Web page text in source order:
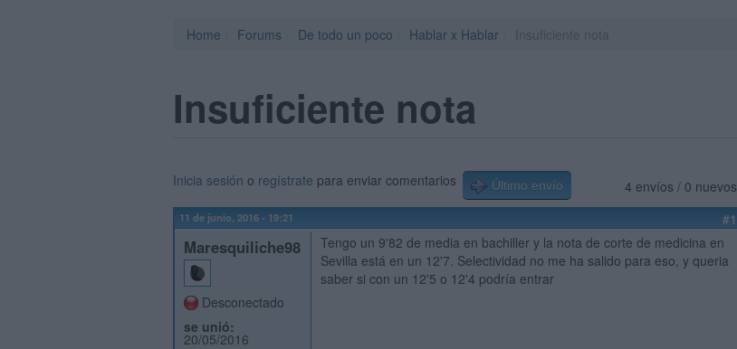
Home Forums De todo un poco Hablar x Hablar
Insuficiente nota
4 envíos / 0 nuevos
Inicia sesión o regístrate para enviar comentarios Último envío
11 de junio, 2016 - 19:21 #1
Maresquiliche98
Desconectado
se unió:
20/05/2016
Tengo un 9'82 de media en bachiller y la nota de corte de medicina en
Sevilla está en un 12'7. Selectividad no me ha salido para eso, y queria
saber si con un 12'5 o 12'4 podría entrar